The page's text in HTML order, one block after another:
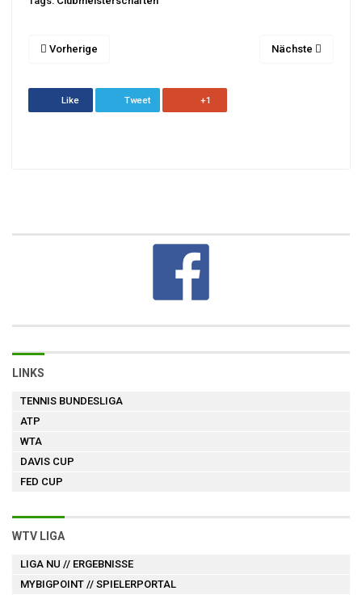
Vorherige Nächste
Like Tweet +1
LINKS
TENNIS BUNDESLIGA
ATP
WTA
DAVIS CUP
FED CUP
WTV LIGA
LIGA NU // ERGEBNISSE
MYBIGPOINT // SPIELERPORTAL